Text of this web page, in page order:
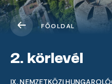
FŐOLDAL
2. körlevél
IX. NEMZETKÖZI